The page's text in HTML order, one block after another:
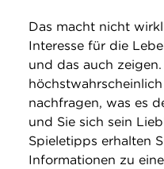
Das macht nicht
Interesse für die
und das auch
nachfragen, was es
und Sie sich sein
Spieletipps erhalten
Informationen zu